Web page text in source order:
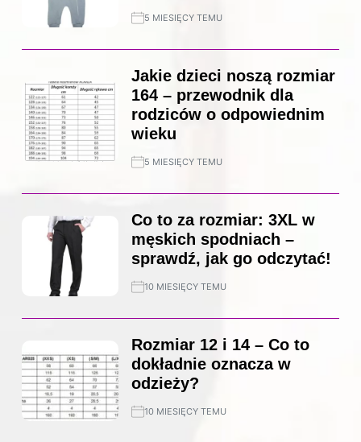
5 MIESIĘCY TEMU
Jakie dzieci noszą rozmiar
164 – przewodnik dla
rodziców o odpowiednim
wieku
5 MIESIĘCY TEMU
Co to za rozmiar: 3XL w
męskich spodniach –
sprawdź, jak go odczytać!
10 MIESIĘCY TEMU
Rozmiar 12 i 14 – Co to
dokładnie oznacza w
odzieży?
10 MIESIĘCY TEMU